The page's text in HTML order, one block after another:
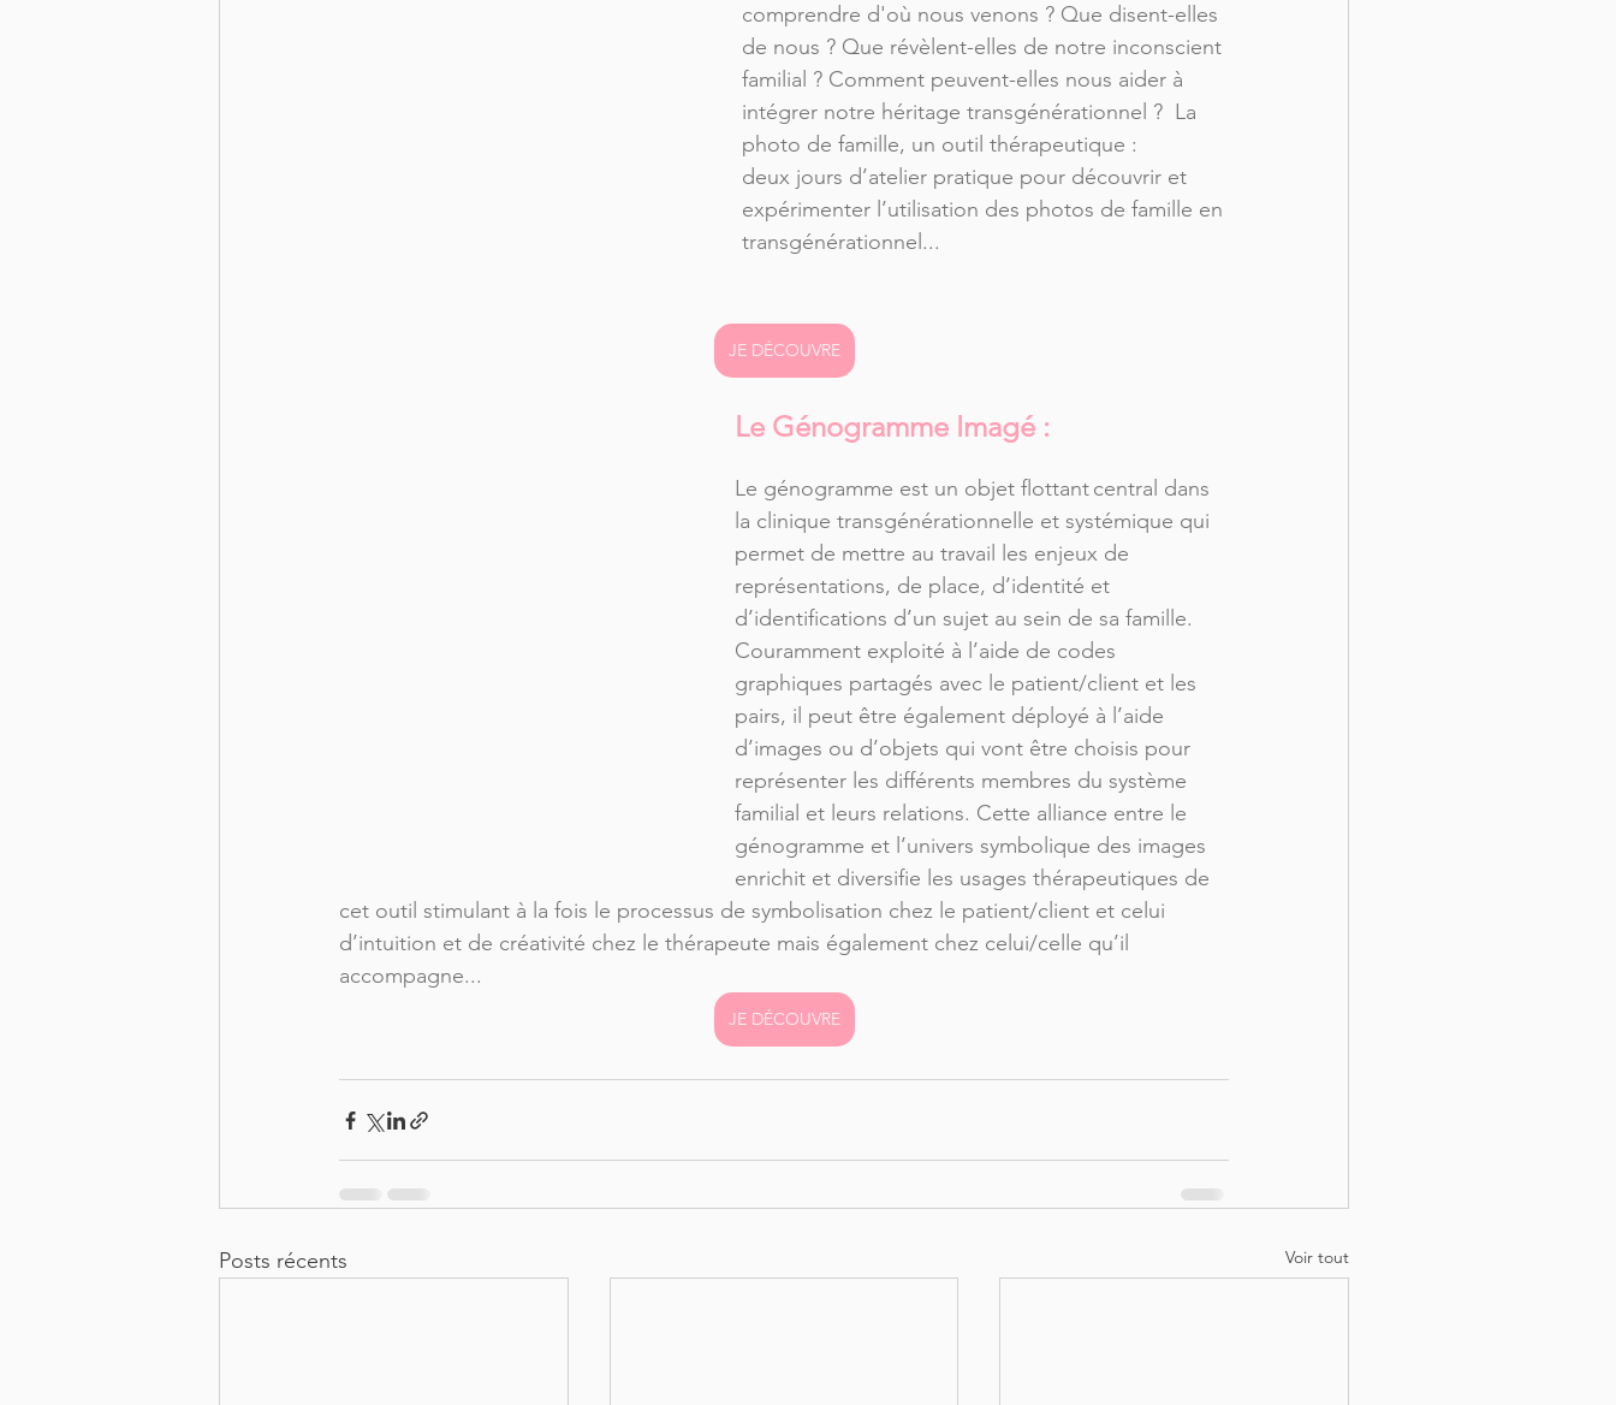
comprendre d'où nous venons ? Que disent-elles
de nous ? Que révèlent-elles de notre inconscient
familial ? Comment peuvent-elles nous aider à
intégrer notre héritage transgénérationnel ?  La
photo de famille, un outil thérapeutique :
deux jours d’atelier pratique pour découvrir et
expérimenter l’utilisation des photos de famille en
transgénérationnel...
JE DÉCOUVRE
Le Génogramme Imagé :
Le génogramme est un objet flottant central dans
la clinique transgénérationnelle et systémique qui
permet de mettre au travail les enjeux de
représentations, de place, d’identité et
d’identifications d’un sujet au sein de sa famille.
Couramment exploité à l’aide de codes
graphiques partagés avec le patient/client et les
pairs, il peut être également déployé à l’aide
d’images ou d’objets qui vont être choisis pour
représenter les différents membres du système
familial et leurs relations. Cette alliance entre le
génogramme et l’univers symbolique des images
enrichit et diversifie les usages thérapeutiques de
cet outil stimulant à la fois le processus de symbolisation chez le patient/client et celui
d’intuition et de créativité chez le thérapeute mais également chez celui/celle qu’il
accompagne...
JE DÉCOUVRE
Posts récents Voir tout